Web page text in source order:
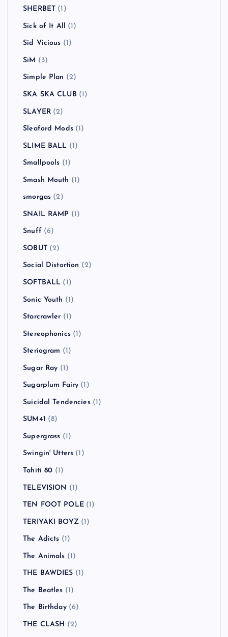
SHERBET (1)
Sick of It All (1)
Sid Vicious (1)
SiM (3)
Simple Plan (2)
SKA SKA CLUB (1)
SLAYER(2)
Sleaford Mods(1)
SLIME BALL (1)
Smallpools (1)
Smash Mouth (1)
smorgas (2)
SNAIL RAMP (1)
Snuff (6)
SOBUT(2)
Social Distortion (2)
SOFTBALL (1)
Sonic Youth (1)
Starcrawler (1)
Stereophonics(1)
Steriogram (1)
Sugar Ray (1)
Sugarplum Fairy (1)
Suicidal Tendencies(1)
SUM41 (8)
Supergrass (1)
Swingin' Utters (1)
Tahiti 80 (1)
TELEVISION (1)
TEN FOOT POLE(1)
TERIYAKI BOYZ(1)
The Adicts (1)
The Animals (1)
THE BAWDIES (1)
The Beatles (1)
The Birthday(6)
THE CLASH (2)